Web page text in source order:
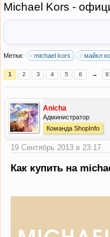
Michael Kors -
Метки: michael kors майкл
1 2 3 4 5 6 →
Anicha
Администратор
Команда ShopInfo
19 Сентябрь 2013 в 23:17
Как купить на